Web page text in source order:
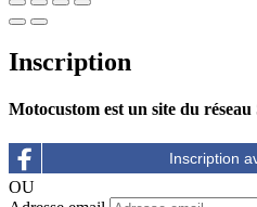
Inscription
Motocustom est un site du
OU